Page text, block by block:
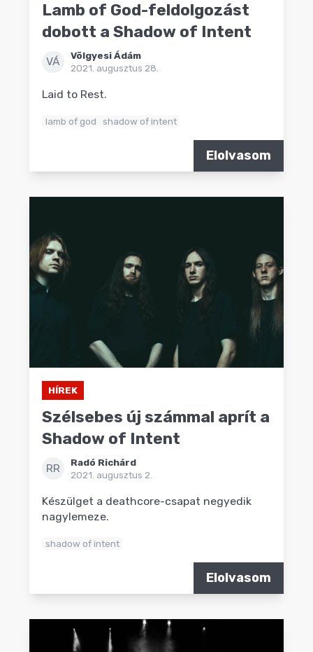
Lamb of God-feldolgozást
dobott a Shadow of Intent
VÁ
Völgyesi Ádám
2021. augusztus 28.
Laid to Rest.
lamb of god shadow of intent
Elolvasom
HÍREK
Szélsebes új számmal aprít a
Shadow of Intent
RR
Radó Richárd
2021. augusztus 2.
Készülget a deathcore-csapat negyedik
nagylemeze.
shadow of intent
Elolvasom